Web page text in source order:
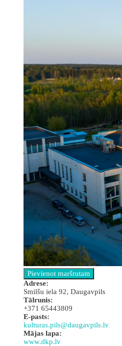
Аdrese:
Smilšu iela 92, Daugavpils
Tālrunis:
+371 65443809
E-pasts:
kulturas.pils@daugavpils.lv
Mājas lapa:
www.dkp.lv